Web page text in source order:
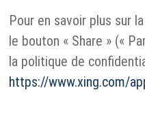
Pour en savoir plus sur
le bouton « Share » («
la politique de
https://www.xing.com/